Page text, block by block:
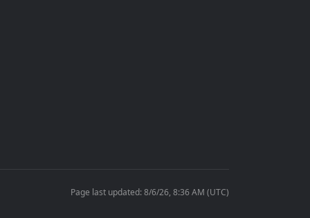
Page last updated: 8/6/26, 8:36 AM (UTC)